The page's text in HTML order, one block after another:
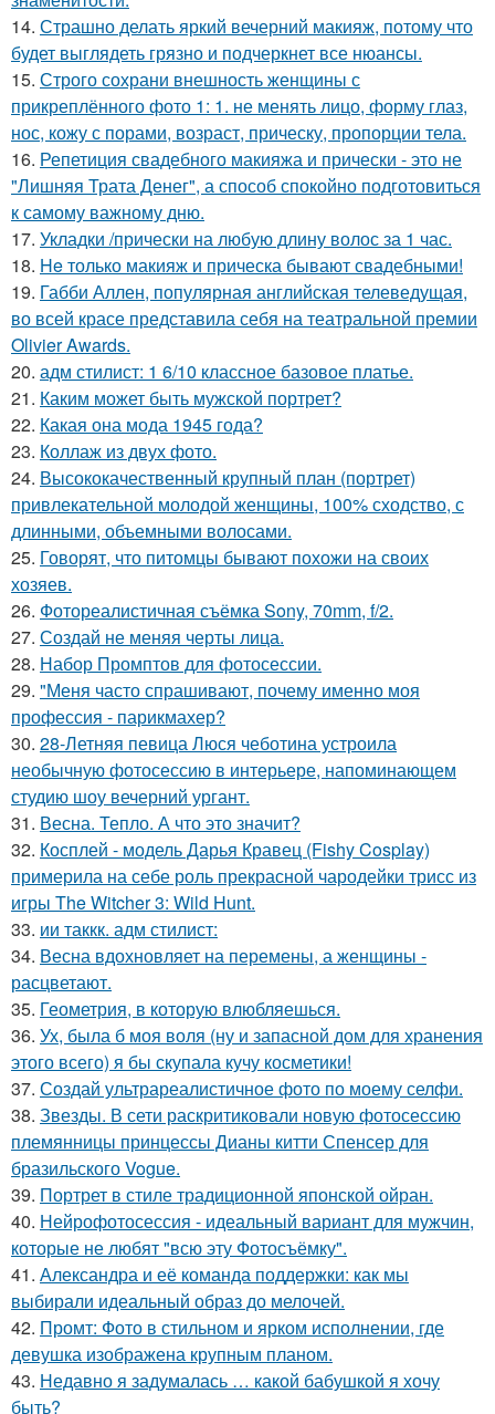
14. Страшно делать яркий вечерний макияж, потому что
будет выглядеть грязно и подчеркнет все нюансы.
15. Строго сохрани внешность женщины с
прикреплённого фото 1: 1. не менять лицо, форму глаз,
нос, кожу с порами, возраст, прическу, пропорции тела.
16. Репетиция свадебного макияжа и прически - это не
"Лишняя Трата Денег", а способ спокойно подготовиться
к самому важному дню.
17. Укладки /прически на любую длину волос за 1 час.
18. He только макияж и прическа бывают свадебными!
19. Габби Аллен, популярная английская телеведущая,
во всей красе представила себя на театральной премии
Olivier Awards.
20. адм стилист: 1 6/10 классное базовое платье.
21. Каким может быть мужской портрет?
22. Какая она мода 1945 года?
23. Коллаж из двух фото.
24. Высококачественный крупный план (портрет)
привлекательной молодой женщины, 100% сходство, с
длинными, объемными волосами.
25. Говорят, что питомцы бывают похожи на своих
хозяев.
26. Фотореалистичная съёмка Sony, 70mm, f/2.
27. Создай не меняя черты лица.
28. Набор Промптов для фотосессии.
29. "Меня часто спрашивают, почему именно моя
профессия - парикмахер?
30. 28-Летняя певица Люся чеботина устроила
необычную фотосессию в интерьере, напоминающем
студию шоу вечерний ургант.
31. Весна. Тепло. А что это значит?
32. Косплей - модель Дарья Кравец (Fishy Cosplay)
примерила на себе роль прекрасной чародейки трисс из
игры The Witcher 3: Wild Hunt.
33. ии таккк. адм стилист:
34. Весна вдохновляет на перемены, а женщины -
расцветают.
35. Геометрия, в которую влюбляешься.
36. Ух, была б моя воля (ну и запасной дом для хранения
этого всего) я бы скупала кучу косметики!
37. Создай ультрареалистичное фото по моему селфи.
38. Звезды. В сети раскритиковали новую фотосессию
племянницы принцессы Дианы китти Спенсер для
бразильского Vogue.
39. Портрет в стиле традиционной японской ойран.
40. Нейрофотосессия - идеальный вариант для мужчин,
которые не любят "всю эту Фотосъёмку".
41. Александра и её команда поддержки: как мы
выбирали идеальный образ до мелочей.
42. Промт: Фото в стильном и ярком исполнении, где
девушка изображена крупным планом.
43. Недавно я задумалась … какой бабушкой я хочу
быть?